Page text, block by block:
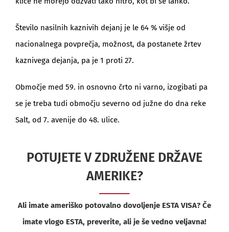
Število nasilnih kaznivih dejanj je le 64 % višje od
nacionalnega povprečja, možnost, da postanete žrtev
kaznivega dejanja, pa je 1 proti 27.
Območje med 59. in osnovno črto ni varno, izogibati pa
se je treba tudi območju severno od južne do dna reke
Salt, od 7. avenije do 48. ulice.
POTUJETE V ZDRUŽENE DRŽAVE
AMERIKE?
Ali imate ameriško potovalno dovoljenje ESTA VISA? Če
imate vlogo ESTA, preverite, ali je še vedno veljavna!